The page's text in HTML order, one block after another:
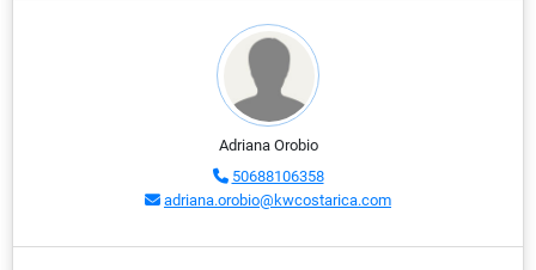
Adriana Orobio
50688106358
adriana.orobio@kwcostarica.com